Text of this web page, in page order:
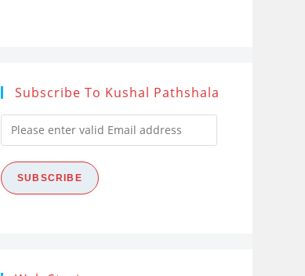
Subscribe To Kushal Pathshala
Please
enter
valid
Email
SUBSCRIBE
Research